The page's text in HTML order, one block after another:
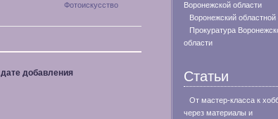
Фотоискусство
дате добавления
Воронежской области
Воронежский областной
Прокуратура
области
Статьи
От мастер-класса к
через материалы и